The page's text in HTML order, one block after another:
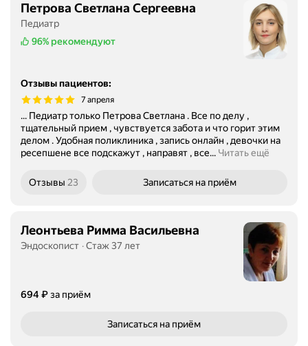
Петрова Светлана Сергеевна
Педиатр
96% рекомендуют
Отзывы пациентов:
7 апреля
... Педиатр только Петрова Светлана . Все по делу ,
тщательный прием , чувствуется забота и что горит этим
делом . Удобная поликлиника , запись онлайн , девочки на
ресепшене все подскажут , направят , все... Читать ещё
Отзывы 23 Записаться на приём
Леонтьева Римма Васильевна
Эндоскопист Стаж 37 лет
Цена
694 ₽за приём
Записаться на приём